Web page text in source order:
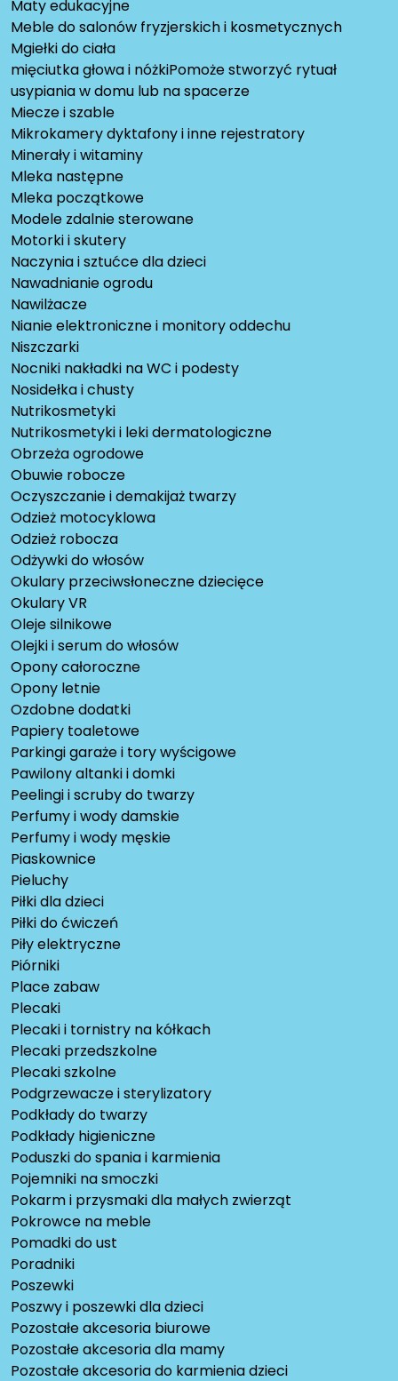
Maty edukacyjne
Meble do salonów fryzjerskich i kosmetycznych
Mgiełki do ciała
mięciutka głowa i nóżkiPomoże stworzyć rytuał
usypiania w domu lub na spacerze
Miecze i szable
Mikrokamery dyktafony i inne rejestratory
Minerały i witaminy
Mleka następne
Mleka początkowe
Modele zdalnie sterowane
Motorki i skutery
Naczynia i sztućce dla dzieci
Nawadnianie ogrodu
Nawilżacze
Nianie elektroniczne i monitory oddechu
Niszczarki
Nocniki nakładki na WC i podesty
Nosidełka i chusty
Nutrikosmetyki
Nutrikosmetyki i leki dermatologiczne
Obrzeża ogrodowe
Obuwie robocze
Oczyszczanie i demakijaż twarzy
Odzież motocyklowa
Odzież robocza
Odżywki do włosów
Okulary przeciwsłoneczne dziecięce
Okulary VR
Oleje silnikowe
Olejki i serum do włosów
Opony całoroczne
Opony letnie
Ozdobne dodatki
Papiery toaletowe
Parkingi garaże i tory wyścigowe
Pawilony altanki i domki
Peelingi i scruby do twarzy
Perfumy i wody damskie
Perfumy i wody męskie
Piaskownice
Pieluchy
Piłki dla dzieci
Piłki do ćwiczeń
Piły elektryczne
Piórniki
Place zabaw
Plecaki
Plecaki i tornistry na kółkach
Plecaki przedszkolne
Plecaki szkolne
Podgrzewacze i sterylizatory
Podkłady do twarzy
Podkłady higieniczne
Poduszki do spania i karmienia
Pojemniki na smoczki
Pokarm i przysmaki dla małych zwierząt
Pokrowce na meble
Pomadki do ust
Poradniki
Poszewki
Poszwy i poszewki dla dzieci
Pozostałe akcesoria biurowe
Pozostałe akcesoria dla mamy
Pozostałe akcesoria do karmienia dzieci